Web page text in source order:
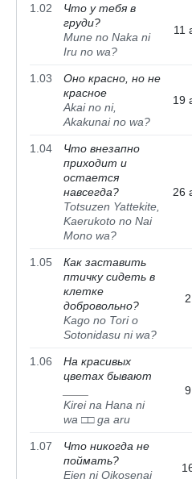
1.02
Что у тебя в
груди?
Mune no Naka ni
Iru no wa?
11
1.03
Оно красно, но не
красное
Akai no ni,
Akakunai no wa?
19
1.04
Что внезапно
приходит и
остается
навсегда?
Totsuzen Yattekite,
Kaerukoto no Nai
Mono wa?
26
1.05
Как заставить
птичку сидеть в
клетке
добровольно?
Kago no Tori o
Sotonidasu ni wa?
1.06
На красивых
цветах бывают
Kirei na Hana ni
wa □□ ga aru
1.07
Что никогда не
поймать?
Eien ni Oikosenai